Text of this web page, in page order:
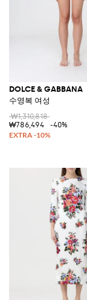
DOLCE & GABBANA
수영복 여성
₩1,310,818
₩786,494
-40%